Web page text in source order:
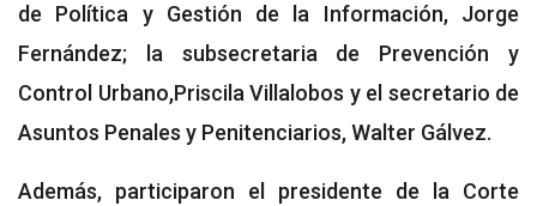
de Política y Gestión de la Información, Jorge
Fernández; la subsecretaria de Prevención y
Control Urbano,Priscila Villalobos y el secretario de
Asuntos Penales y Penitenciarios, Walter Gálvez.
Además, participaron el presidente de la Corte